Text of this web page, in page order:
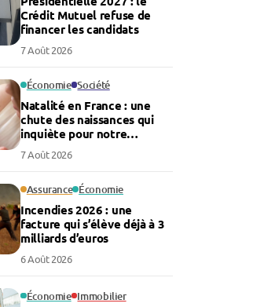
Crédit Mutuel refuse de
financer les candidats
7 Août 2026
Économie Société
Natalité en France : une
chute des naissances qui
inquiète pour notre
économie
7 Août 2026
Assurance Économie
Incendies 2026 : une
facture qui s’élève déjà à 3
milliards d’euros
6 Août 2026
Économie Immobilier